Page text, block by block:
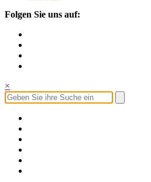
Folgen Sie uns auf:
×